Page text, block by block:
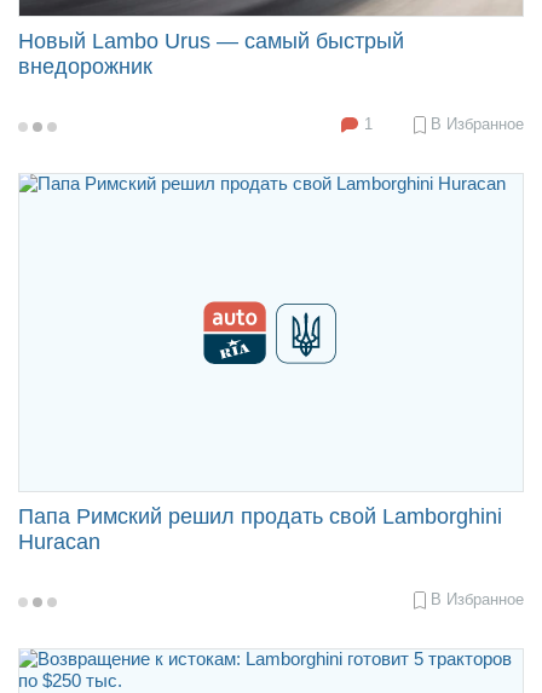
Новый Lambo Urus — самый быстрый
внедорожник
2017-
09:18
1 В Избранное
Папа Римский решил продать свой Lamborghini
Huracan
2017-
16:26
В Избранное